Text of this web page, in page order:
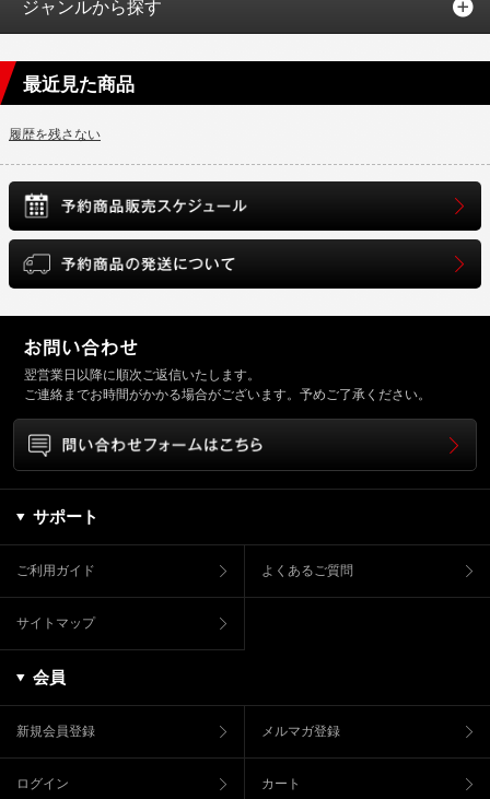
ジャンルから探す
最近見た商品
履歴を残さない
翌営業日以降に順次ご返信いたします。
ご連絡までお時間がかかる場合がございます。予めご了承ください。
サポート
ご利用ガイド よくあるご質問
サイトマップ
会員
新規会員登録 メルマガ登録
ログイン カート